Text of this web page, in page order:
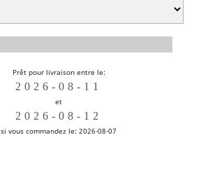
Prêt pour livraison entre le:
et
si vous commandez le: 2026-08-07